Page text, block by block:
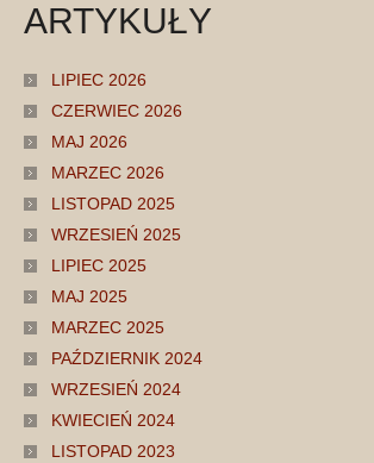
ARTYKUŁY
LIPIEC 2026
CZERWIEC 2026
MAJ 2026
MARZEC 2026
LISTOPAD 2025
WRZESIEŃ 2025
LIPIEC 2025
MAJ 2025
MARZEC 2025
PAŹDZIERNIK 2024
WRZESIEŃ 2024
KWIECIEŃ 2024
LISTOPAD 2023